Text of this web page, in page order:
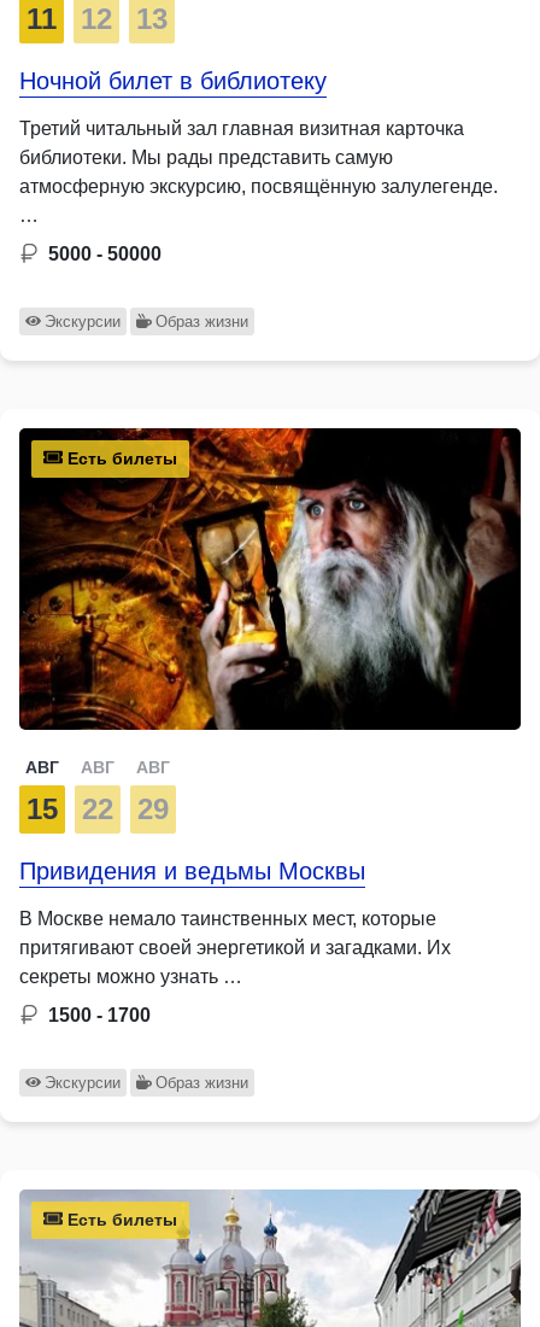
11 12 13
Ночной билет в библиотеку
Третий читальный зал главная визитная карточка
библиотеки. Мы рады представить самую
атмосферную экскурсию, посвящённую залулегенде.
…
5000 - 50000
Экскурсии Образ жизни
Есть билеты
АВГ
15
АВГ
22
АВГ
29
Привидения и ведьмы Москвы
В Москве немало таинственных мест, которые
притягивают своей энергетикой и загадками. Их
секреты можно узнать …
1500 - 1700
Экскурсии Образ жизни
Есть билеты